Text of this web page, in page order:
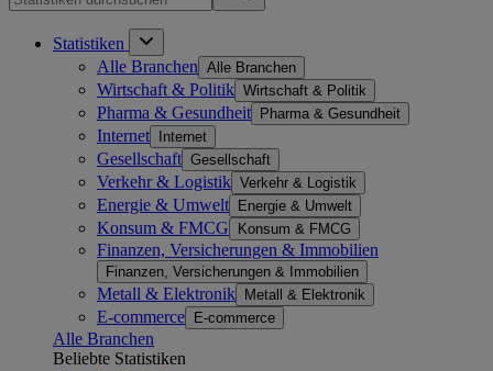
Statistiken
Alle Branchen Alle Branchen
Wirtschaft & Politik Wirtschaft & Politik
Pharma & Gesundheit Pharma & Gesundheit
Internet Internet
Gesellschaft Gesellschaft
Verkehr & Logistik Verkehr & Logistik
Energie & Umwelt Energie & Umwelt
Konsum & FMCG Konsum & FMCG
Finanzen, Versicherungen & Immobilien
Finanzen, Versicherungen & Immobilien
Metall & Elektronik Metall & Elektronik
E-commerce E-commerce
Alle Branchen
Beliebte Statistiken